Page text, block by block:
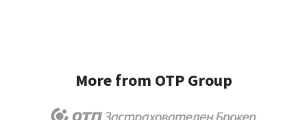
More from OTP Group